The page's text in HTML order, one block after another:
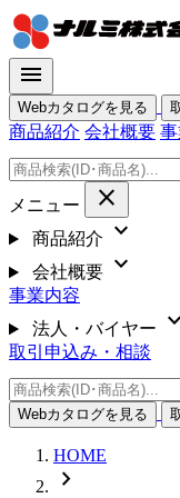
menu
Webカタログを見る
商品紹介 会社概要
メニュー close
商品紹介 expand_more
会社概要 expand_more
事業内容
法人・バイヤー
expand_more
取引申込み・相談
Webカタログを見る
HOME
chevron_right